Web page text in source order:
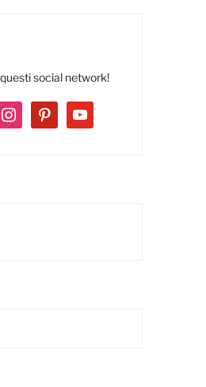
social network!
instagrampinterestyoutube